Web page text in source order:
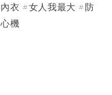
衣 #女人我最大 #防
機